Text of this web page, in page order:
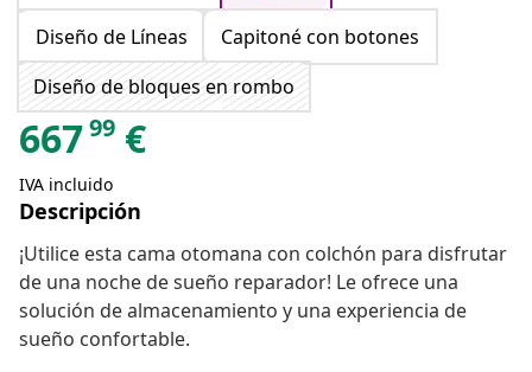
Diseño de Líneas
Capitoné con botones
Diseño de bloques en rombo
66799 €
IVA incluido
Descripción
¡Utilice esta cama otomana con colchón para disfrutar
de una noche de sueño reparador! Le ofrece una
solución de almacenamiento y una experiencia de
sueño confortable.